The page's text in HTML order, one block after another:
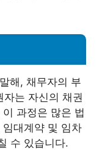
해, 채무자의 부
는 자신의 채권
과정은 많은 법
대계약 및 임차
수 있습니다.